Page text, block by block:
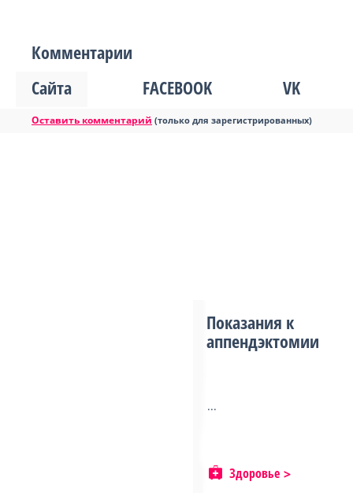
Комментарии
Сайта
FACEBOOK VK
Оставить комментарий (только для зарегистрированных)
Показания к
аппендэктомии
...
Здоровье